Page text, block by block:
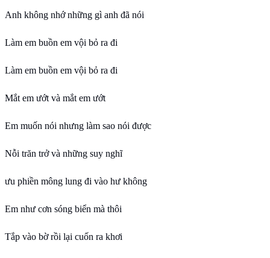
Anh không nhớ những gì anh đã nói
Làm em buồn em vội bỏ ra đi
Làm em buồn em vội bỏ ra đi
Mắt em ướt và mắt em ướt
Em muốn nói nhưng làm sao nói được
Nỗi trăn trở và những suy nghĩ
ưu phiền mông lung đi vào hư không
Em như cơn sóng biển mà thôi
Tắp vào bờ rồi lại cuốn ra khơi